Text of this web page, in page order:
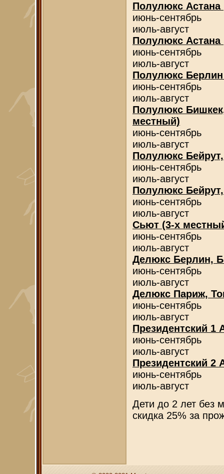
Полулюкс
июнь-сентябрь
июль-август
Полулюкс
июнь-сентябрь
июль-август
Полулюкс
июнь-сентябрь
июль-август
Полулюкс
местный)
июнь-сентябрь
июль-август
Полулюкс
июнь-сентябрь
июль-август
Полулюкс
июнь-сентябрь
июль-август
Сьют (3-х
июнь-сентябрь
июль-август
Делюкс Берлин,
июнь-сентябрь
июль-август
Делюкс Париж,
июнь-сентябрь
июль-август
Президентский 1
июнь-сентябрь
июль-август
Президентский 2
июнь-сентябрь
июль-август
Дети до 2 лет без
скидка 25% за